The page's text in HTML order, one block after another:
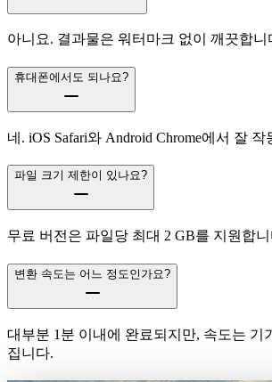
아니요. 결과물은 워터마크 없이 깨끗합니
휴대폰에서도 되나요?
네. iOS Safari와 Android Chrome에서 잘 작
파일 크기 제한이 있나요?
무료 버전은 파일당 최대 2 GB를 지원합니
변환 속도는 어느 정도인가요?
대부분 1분 이내에 완료되지만, 속도는 기
집니다.